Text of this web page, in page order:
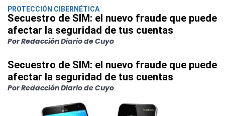
PROTECCIÓN CIBERNÉTICA
Secuestro de SIM: el nuevo fraude que puede
afectar la seguridad de tus cuentas
Por Redacción Diario de Cuyo
Secuestro de SIM: el nuevo fraude que puede
afectar la seguridad de tus cuentas
Por Redacción Diario de Cuyo